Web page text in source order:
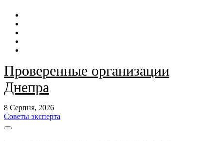
Перейти
контенту
Проверенные организации
Днепра
8 Серпня, 2026
Советы эксперта